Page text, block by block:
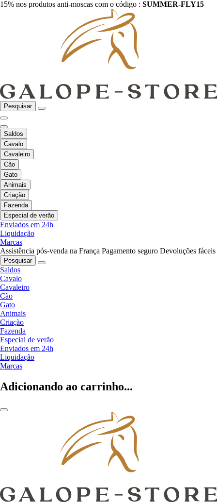
15% nos produtos anti-moscas com o código : SUMMER-FLY15
Pesquisar
Saldos
Cavalo
Cavaleiro
Cão
Gato
Animais
Criação
Fazenda
Especial de verão
Enviados em 24h
Liquidação
Marcas
Assistência pós-venda na França Pagamento seguro Devoluções fáceis
Pesquisar
Saldos
Cavalo
Cavaleiro
Cão
Gato
Animais
Criação
Fazenda
Especial de verão
Enviados em 24h
Liquidação
Marcas
Adicionando ao carrinho...